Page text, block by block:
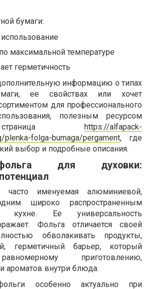
бумаги:
максимальной температуре
герметичность
информацию о типах
ее свойствах или хочет
для профессионального
полезным ресурсом
https://alfapack-
plenka-folga-bumaga/pergament, где
выбор и подробные описания.
для духовки:
часто именуемая алюминиевой,
широко распространенным
кухне. Ее универсальность
Фольга отличается своей
обволакивать продукты,
герметичный барьер, который
приготовлению,
ароматов внутри блюда.
особенно актуально при